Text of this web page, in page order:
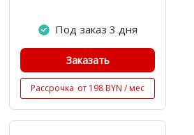
Под заказ 3 дня
Заказать
Рассрочка от 198 BYN / мес